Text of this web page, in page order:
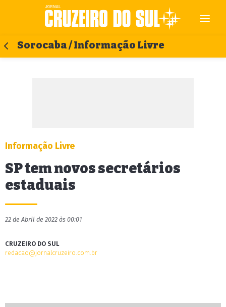
Sorocaba / Informação Livre
Informação Livre
SP tem novos secretários
estaduais
22 de Abril de 2022 às 00:01
CRUZEIRO DO SUL
redacao@jornalcruzeiro.com.br